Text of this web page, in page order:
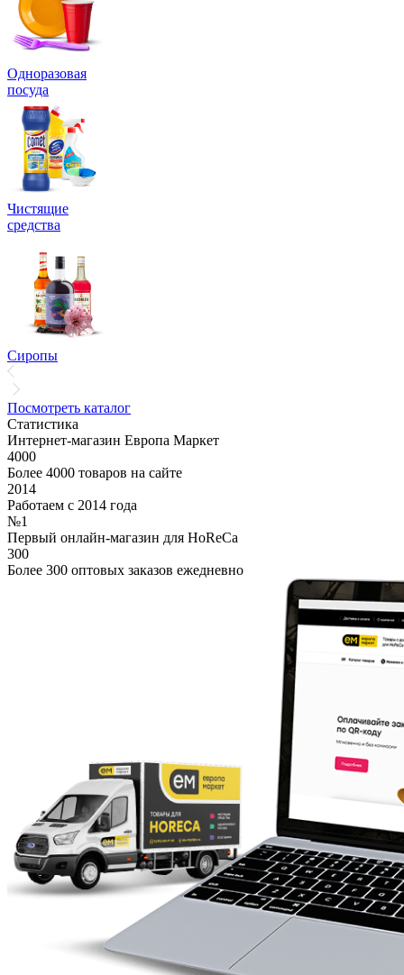
Одноразовая
посуда
Чистящие
средства
Сиропы
Посмотреть каталог
Статистика
Интернет-магазин Европа Маркет
4000
Более 4000 товаров на сайте
2014
Работаем с 2014 года
№1
Первый онлайн-магазин для HoReCa
300
Более 300 оптовых заказов ежедневно